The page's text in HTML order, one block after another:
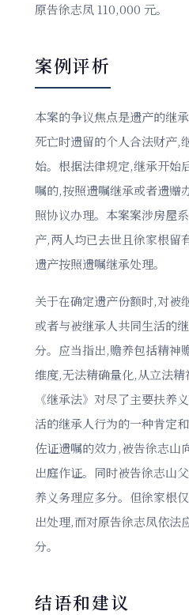
原告徐志凤 110,000 元。
案例评析
本案的争议焦点是遗产的继
死亡时遗留的个人合法财产,
始。根据法律规定,继承开始
嘱的,按照遗嘱继承或者遗赠
照协议办理。本案案涉房屋
产,两人均已去世且徐家根留
遗产按照遗嘱继承处理。
关于在确定遗产份额时,对被
或者与被继承人共同生活的
分。应当指出,赡养包括精神
维度,无法精确量化,从立法
《继承法》对尽了主要扶养
活的继承人行为的一种肯定
佐证遗嘱的效力,被告徐志山
出庭作证。同时被告徐志山
养义务理应多分。但徐家根
出处理,而对原告徐志凤依法
分。
结语和建议